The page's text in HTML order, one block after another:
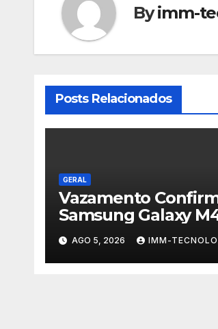
Byimm-
Posts Relacionados
GERAL
Vazamento
Samsung Galaxy
Dois Dispositivos a
AGO 5, 2026 IMM-